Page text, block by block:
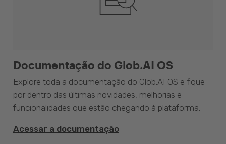
Documentação do Glob.AI OS
Explore toda a documentação do Glob.AI OS e fique
por dentro das últimas novidades, melhorias e
funcionalidades que estão chegando à plataforma.
Acessar a documentação